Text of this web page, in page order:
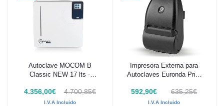
Añadir al carrito
Autoclave MOCOM B
Classic NEW 17 lts -
4.356,00€ 4.700,85€
I.V.A Incluido
Añadir al carrito
Impresora Externa para
Autoclaves Euronda Print
592,90€ 635,25€
I.V.A Incluido